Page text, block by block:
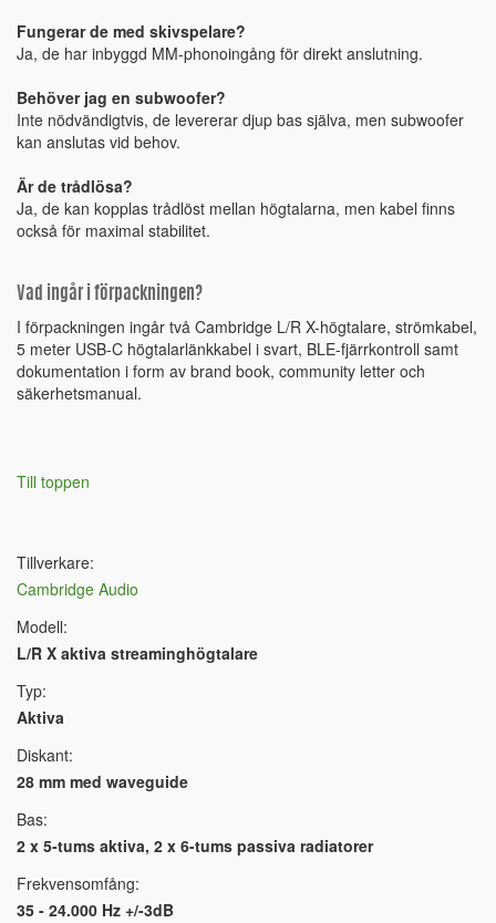
Fungerar de med skivspelare?
Ja, de har inbyggd MM-phonoingång för direkt anslutning.
Behöver jag en subwoofer?
Inte nödvändigtvis, de levererar djup bas själva, men subwoofer
kan anslutas vid behov.
Är de trådlösa?
Ja, de kan kopplas trådlöst mellan högtalarna, men kabel finns
också för maximal stabilitet.
Vad ingår i förpackningen?
I förpackningen ingår två Cambridge L/R X-högtalare, strömkabel,
5 meter USB-C högtalarlänkkabel i svart, BLE-fjärrkontroll samt
dokumentation i form av brand book, community letter och
säkerhetsmanual.
Till toppen
Tillverkare:
Cambridge Audio
Modell:
L/R X aktiva streaminghögtalare
Typ:
Aktiva
Diskant:
28 mm med waveguide
Bas:
2 x 5-tums aktiva, 2 x 6-tums passiva radiatorer
Frekvensomfång:
35 - 24.000 Hz +/-3dB